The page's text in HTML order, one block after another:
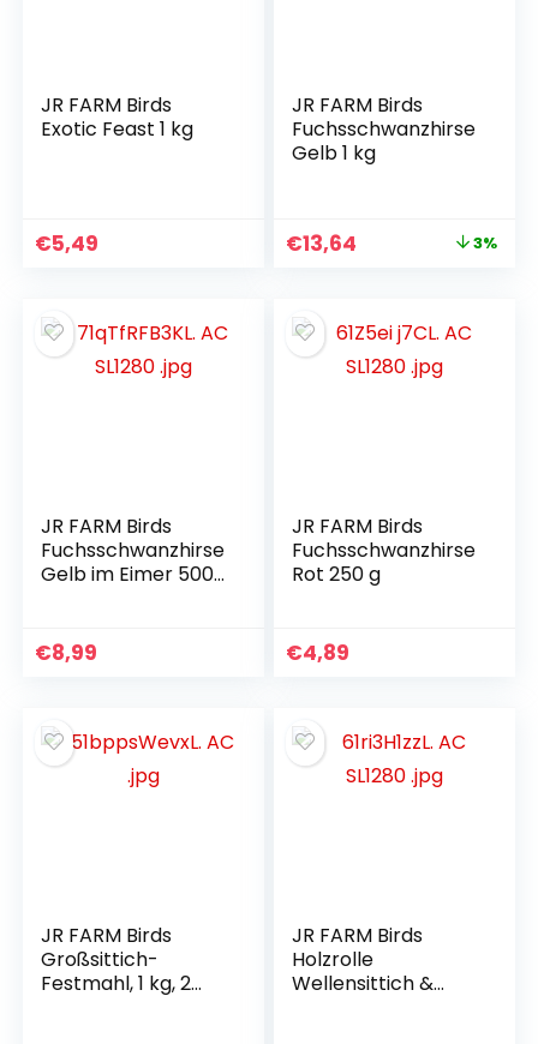
JR FARM Birds
Exotic Feast 1 kg
€5,49
JR FARM Birds
Fuchsschwanzhirse
Gelb 1 kg
€13,64 3%
JR FARM Birds
Fuchsschwanzhirse
Gelb im Eimer 500
€8,99
JR FARM Birds
Fuchsschwanzhirse
Rot 250 g
€4,89
JR FARM Birds
Großsittich-
Festmahl, 1 kg, 2
JR FARM Birds
Holzrolle
Wellensittich &